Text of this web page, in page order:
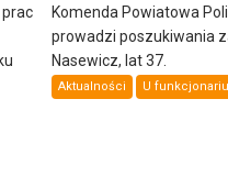
Komenda Powiatowa
prowadzi poszukiwania
Nasewicz, lat 37.
Aktualności U